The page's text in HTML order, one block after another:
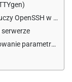
wykorzystania z PuTTY
na komputerze